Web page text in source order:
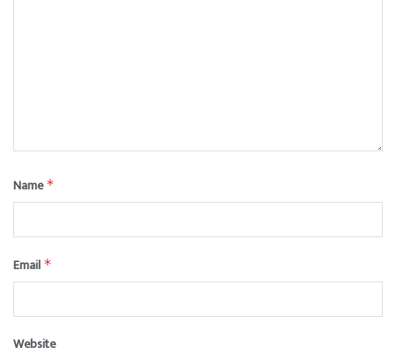
Name*
Email *
Website